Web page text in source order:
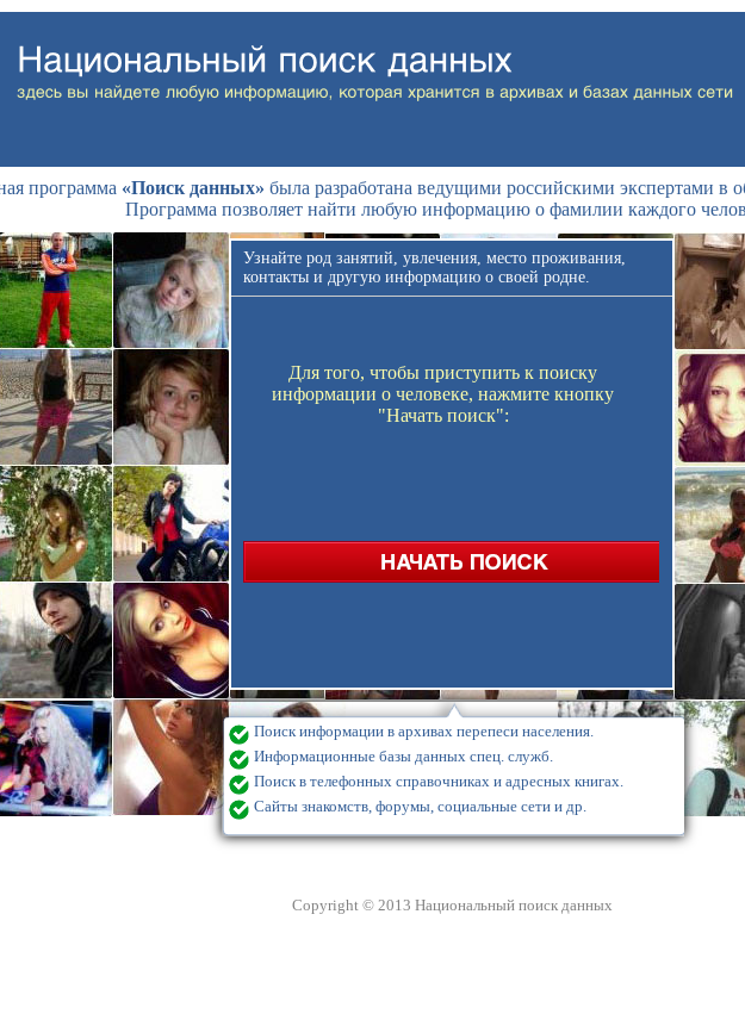
программа «Поиск данных» была разработана ведущими российскими экспертами в
Программа позволяет найти любую информацию о фамилии каждого
Узнайте род занятий, увлечения, место проживания,
контакты и другую информацию о своей родне.
Для того, чтобы приступить к поиску
информации о человеке, нажмите кнопку
"Начать поиск":
Поиск информации в архивах перепеси населения.
Информационные базы данных спец. служб.
Поиск в телефонных справочниках и адресных книгах.
Сайты знакомств, форумы, социальные сети и др.
Copyright © 2013 Национальный поиск данных